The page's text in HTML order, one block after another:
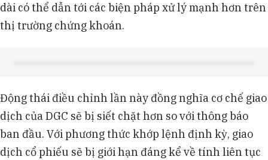
dài có thể dẫn tới các biện pháp xử lý mạnh hơn trên
thị trường chứng khoán.
Động thái điều chỉnh lần này đồng nghĩa cơ chế giao
dịch của DGC sẽ bị siết chặt hơn so với thông báo
ban đầu. Với phương thức khớp lệnh định kỳ, giao
dịch cổ phiếu sẽ bị giới hạn đáng kể về tính liên tục